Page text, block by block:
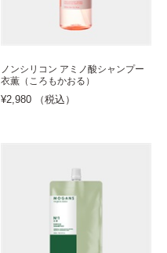
ノンシリコン アミノ酸シャンプー
衣薫（ころもかおる）
¥2,980 （税込）